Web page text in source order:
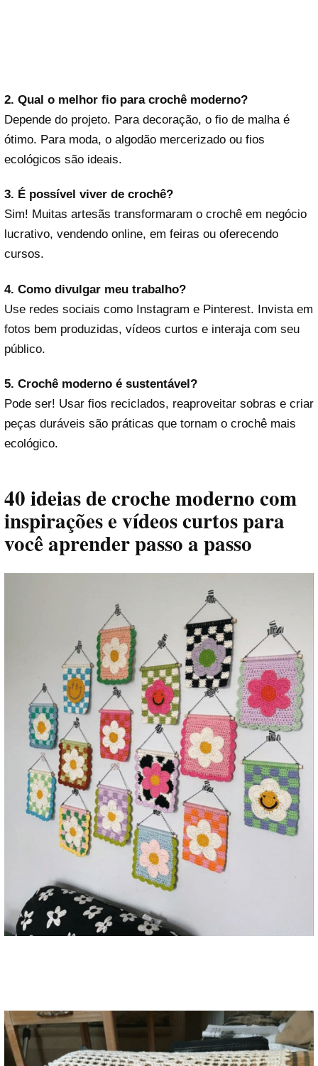
2. Qual o melhor fio para crochê moderno?
Depende do projeto. Para decoração, o fio de malha é
ótimo. Para moda, o algodão mercerizado ou fios
ecológicos são ideais.
3. É possível viver de crochê?
Sim! Muitas artesãs transformaram o crochê em negócio
lucrativo, vendendo online, em feiras ou oferecendo
cursos.
4. Como divulgar meu trabalho?
Use redes sociais como Instagram e Pinterest. Invista em
fotos bem produzidas, vídeos curtos e interaja com seu
público.
5. Crochê moderno é sustentável?
Pode ser! Usar fios reciclados, reaproveitar sobras e criar
peças duráveis são práticas que tornam o crochê mais
ecológico.
40 ideias de croche moderno com
inspirações e vídeos curtos para
você aprender passo a passo